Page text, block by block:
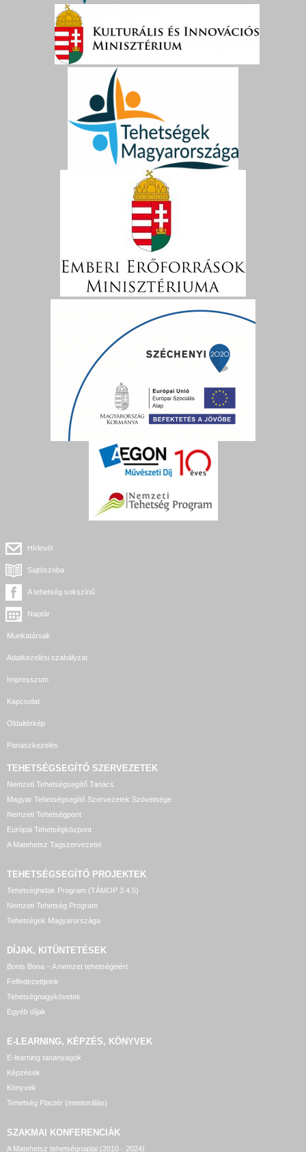
Hírlevél
Sajtószoba
A tehetség sokszínű
Naptár
Munkatársak
Adatkezelési szabályzat
Impresszum
Kapcsolat
Oldaltérkép
Panaszkezelés
TEHETSÉGSEGÍTŐ SZERVEZETEK
Nemzeti Tehetségsegítő Tanács
Magyar Tehetségsegítő Szervezetek Szövetsége
Nemzeti Tehetségpont
Európai Tehetségközpont
A Matehetsz Tagszervezetei
TEHETSÉGSEGÍTŐ PROJEKTEK
Tehetséghidak Program (TÁMOP 3.4.5)
Nemzeti Tehetség Program
Tehetségek Magyarországa
DÍJAK, KITÜNTETÉSEK
Bonis Bona – A nemzet tehetségeiért
Felfedezettjeink
Tehetségnagykövetek
Egyéb díjak
E-LEARNING, KÉPZÉS, KÖNYVEK
E-learning tananyagok
Képzések
Könyvek
Tehetség Piactér (mentorálás)
SZAKMAI KONFERENCIÁK
A Matehetsz tehetségnapjai (2010 - 2024)